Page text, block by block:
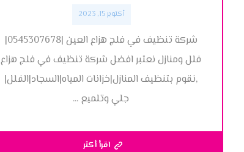
أكتوبر 15, 2023
شركة تنظيف في فلج هزاع العين |0545307678|
فلل ومنازل نعتبر افضل شركة تنظيف في فلج هزاع
,نقوم بتنظيف المنازل|خزانات المياه|السجاد|الفلل|
جلي وتلميع ...
اقرأ أكثر